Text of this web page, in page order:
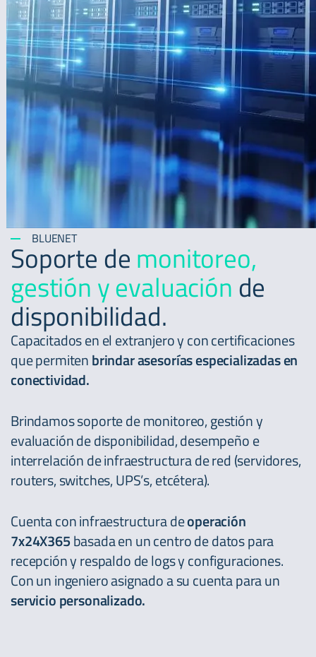
BLUENET
Soporte demonitoreo,
gestión y evaluaciónde
disponibilidad.
Capacitados en el extranjero y con certificaciones
que permitenbrindar asesorías especializadas en
conectividad.
Brindamos soporte de monitoreo, gestión y
evaluación de disponibilidad, desempeño e
interrelación de infraestructura de red (servidores,
routers, switches, UPS’s, etcétera).
Cuenta con infraestructura deoperación
7x24X365basada en un centro de datos para
recepción y respaldo de logs y configuraciones.
Con un ingeniero asignado a su cuenta para un
servicio personalizado.